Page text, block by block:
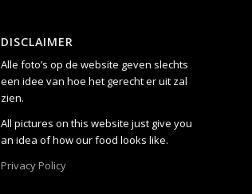
DISCLAIMER
Alle foto’s op de website geven slechts
een idee van hoe het gerecht er uit zal
zien.
All pictures on this website just give you
an idea of how our food looks like.
Privacy Policy